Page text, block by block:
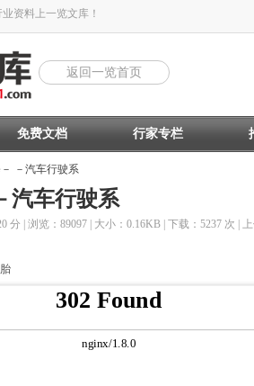
资料上一览文库！
返回一览首页
免费文档 行家专栏
－汽车行驶系
汽车行驶系
分 | 浏览：89097 | 大小：0.16KB | 下载：5237 次 |